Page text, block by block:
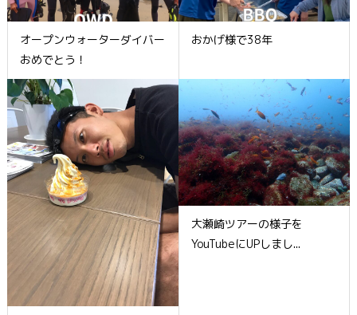
オープンウォーターダイバー
おめでとう！
おかげ様で38年
大瀬崎ツアーの様子を
YouTubeにUPしまし...